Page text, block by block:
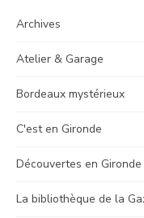
Archives
Atelier & Garage
Bordeaux mystérieux
C'est en Gironde
Découvertes en Gironde
La bibliothèque de la